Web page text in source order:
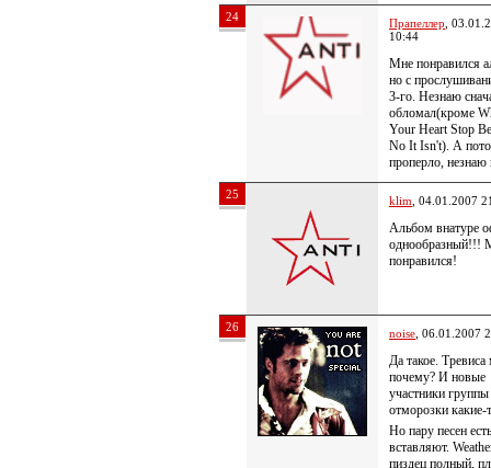
24 Прапеллер ,
10:44
Мне понравился
но с
3-го. Незнаю
обломал(кроме
Your Heart Stop
No It Isn't). А
проперло, незнаю
25 klim , 04.01.2007
Альбом внатуре
однообразный!!!
понравился!
26 noise , 06.01.2007
Да такое.
почему? И новые
участники
отморозки
Но пару песен
вставляют.
пиздец полный,